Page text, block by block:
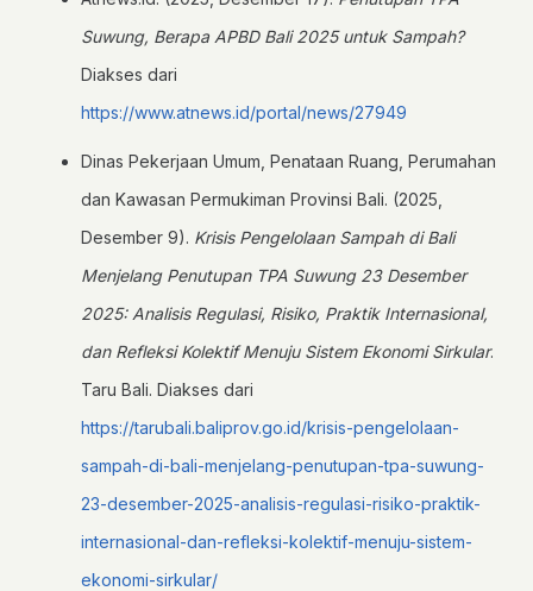
Suwung, Berapa APBD Bali 2025 untuk Sampah?
Diakses dari
https://www.atnews.id/portal/news/27949
Dinas Pekerjaan Umum, Penataan Ruang, Perumahan
dan Kawasan Permukiman Provinsi Bali. (2025,
Desember 9). Krisis Pengelolaan Sampah di Bali
Menjelang Penutupan TPA Suwung 23 Desember
2025: Analisis Regulasi, Risiko, Praktik Internasional,
dan Refleksi Kolektif Menuju Sistem Ekonomi Sirkular.
Taru Bali. Diakses dari
https://tarubali.baliprov.go.id/krisis-pengelolaan-
sampah-di-bali-menjelang-penutupan-tpa-suwung-
23-desember-2025-analisis-regulasi-risiko-praktik-
internasional-dan-refleksi-kolektif-menuju-sistem-
ekonomi-sirkular/